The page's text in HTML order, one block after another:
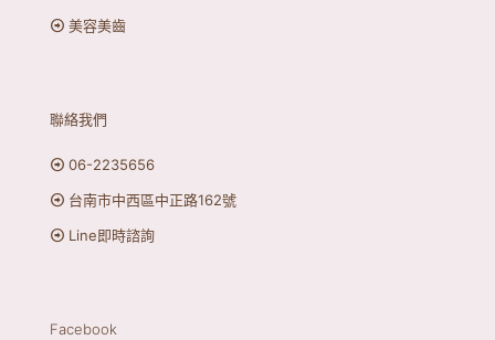
美容美齒
聯絡我們
06-2235656
台南市中西區中正路162號
Line即時諮詢
Facebook